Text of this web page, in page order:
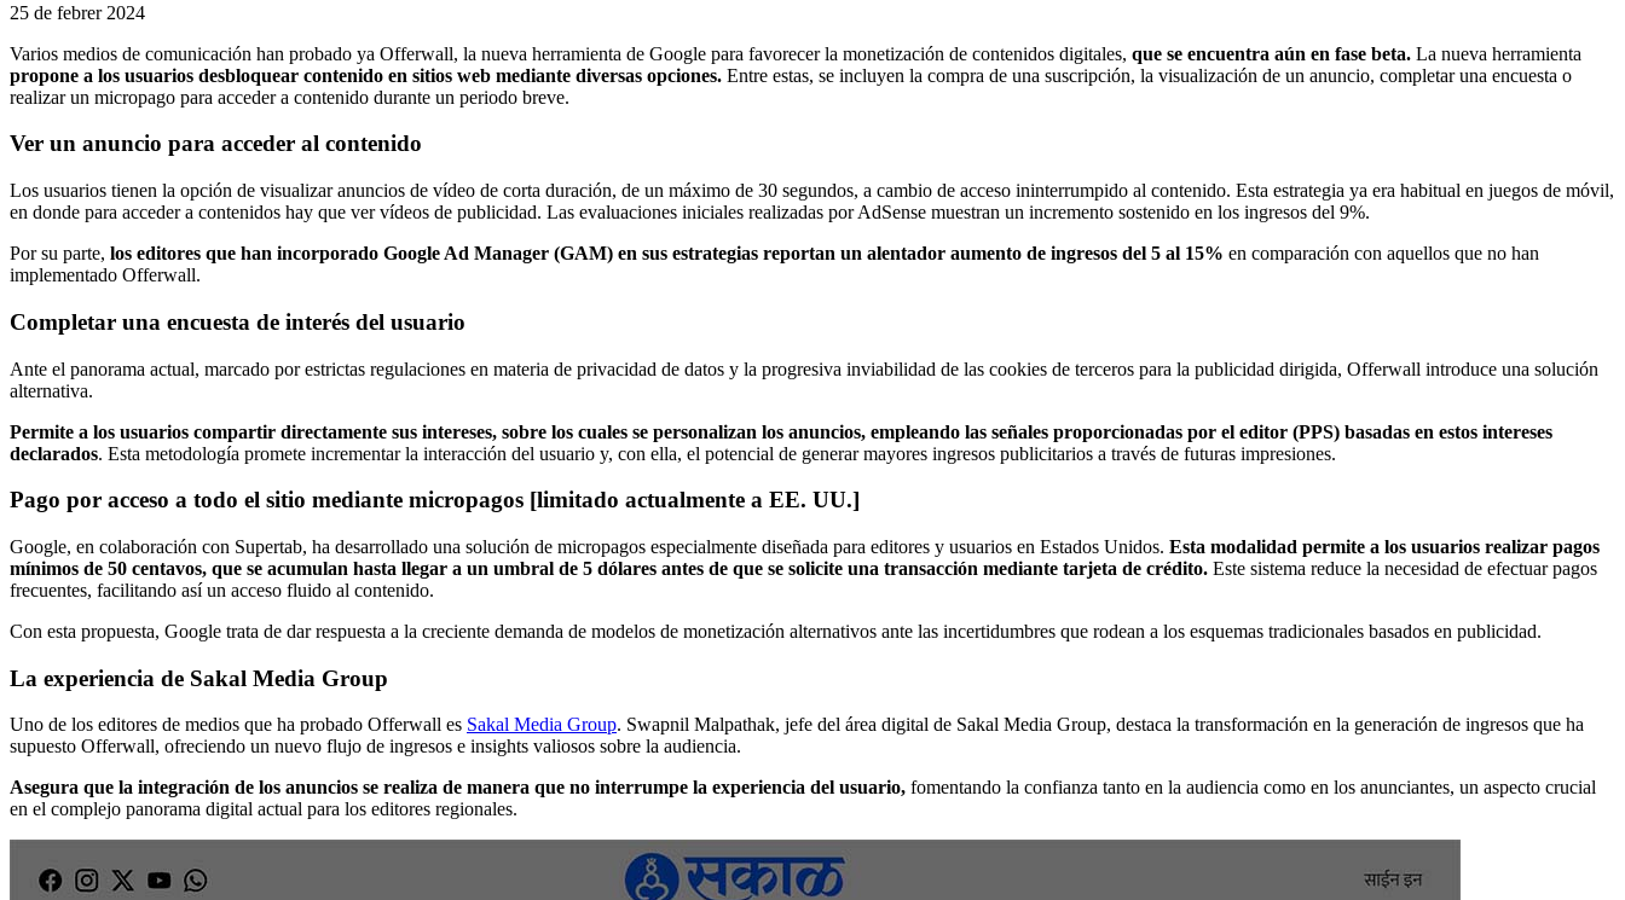
25 de febrer 2024
Varios medios de comunicación han probado ya Offerwall, la nueva herramienta de Google para favorecer la monetización de contenidos digitales, que se encuentra aún en fase beta. La nueva herramienta
propone a los usuarios desbloquear contenido en sitios web mediante diversas opciones. Entre estas, se incluyen la compra de una suscripción, la visualización de un anuncio, completar una encuesta o
realizar un micropago para acceder a contenido durante un periodo breve.
Ver un anuncio para acceder al contenido
Los usuarios tienen la opción de visualizar anuncios de vídeo de corta duración, de un máximo de 30 segundos, a cambio de acceso ininterrumpido al contenido. Esta estrategia ya era habitual en juegos de móvil,
en donde para acceder a contenidos hay que ver vídeos de publicidad. Las evaluaciones iniciales realizadas por AdSense muestran un incremento sostenido en los ingresos del 9%.
Por su parte, los editores que han incorporado Google Ad Manager (GAM) en sus estrategias reportan un alentador aumento de ingresos del 5 al 15% en comparación con aquellos que no han
implementado Offerwall.
Completar una encuesta de interés del usuario
Ante el panorama actual, marcado por estrictas regulaciones en materia de privacidad de datos y la progresiva inviabilidad de las cookies de terceros para la publicidad dirigida, Offerwall introduce una solución
alternativa.
Permite a los usuarios compartir directamente sus intereses, sobre los cuales se personalizan los anuncios, empleando las señales proporcionadas por el editor (PPS) basadas en estos intereses
declarados. Esta metodología promete incrementar la interacción del usuario y, con ella, el potencial de generar mayores ingresos publicitarios a través de futuras impresiones.
Pago por acceso a todo el sitio mediante micropagos [limitado actualmente a EE. UU.]
Google, en colaboración con Supertab, ha desarrollado una solución de micropagos especialmente diseñada para editores y usuarios en Estados Unidos. Esta modalidad permite a los usuarios realizar pagos
mínimos de 50 centavos, que se acumulan hasta llegar a un umbral de 5 dólares antes de que se solicite una transacción mediante tarjeta de crédito. Este sistema reduce la necesidad de efectuar pagos
frecuentes, facilitando así un acceso fluido al contenido.
Con esta propuesta, Google trata de dar respuesta a la creciente demanda de modelos de monetización alternativos ante las incertidumbres que rodean a los esquemas tradicionales basados en publicidad.
La experiencia de Sakal Media Group
Uno de los editores de medios que ha probado Offerwall es Sakal Media Group. Swapnil Malpathak, jefe del área digital de Sakal Media Group, destaca la transformación en la generación de ingresos que ha
supuesto Offerwall, ofreciendo un nuevo flujo de ingresos e insights valiosos sobre la audiencia.
Asegura que la integración de los anuncios se realiza de manera que no interrumpe la experiencia del usuario, fomentando la confianza tanto en la audiencia como en los anunciantes, un aspecto crucial
en el complejo panorama digital actual para los editores regionales.